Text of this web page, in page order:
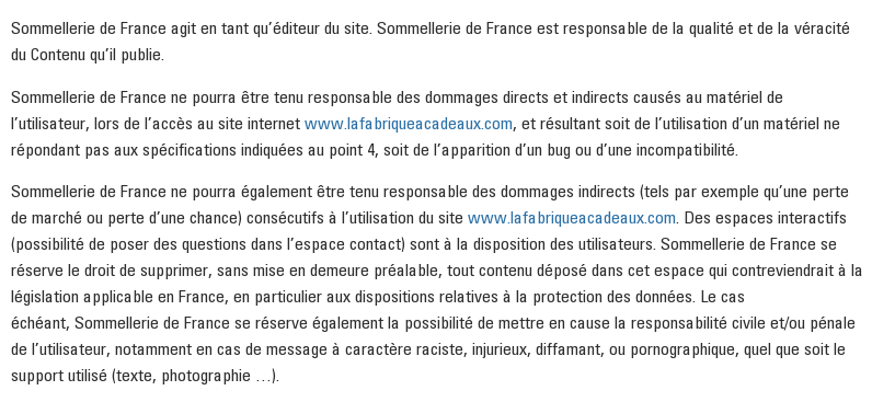
Sommellerie de France agit en tant qu’éditeur du site. Sommellerie de France est responsable de la qualité et de la véracité
du Contenu qu’il publie.
Sommellerie de France ne pourra être tenu responsable des dommages directs et indirects causés au matériel de
l’utilisateur, lors de l’accès au site internet www.lafabriqueacadeaux.com, et résultant soit de l’utilisation d’un matériel ne
répondant pas aux spécifications indiquées au point 4, soit de l’apparition d’un bug ou d’une incompatibilité.
Sommellerie de France ne pourra également être tenu responsable des dommages indirects (tels par exemple qu’une perte
de marché ou perte d’une chance) consécutifs à l’utilisation du site www.lafabriqueacadeaux.com. Des espaces interactifs
(possibilité de poser des questions dans l’espace contact) sont à la disposition des utilisateurs. Sommellerie de France se
réserve le droit de supprimer, sans mise en demeure préalable, tout contenu déposé dans cet espace qui contreviendrait à la
législation applicable en France, en particulier aux dispositions relatives à la protection des données. Le cas
échéant, Sommellerie de France se réserve également la possibilité de mettre en cause la responsabilité civile et/ou pénale
de l’utilisateur, notamment en cas de message à caractère raciste, injurieux, diffamant, ou pornographique, quel que soit le
support utilisé (texte, photographie …).